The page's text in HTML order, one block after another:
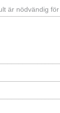
är nödvändig